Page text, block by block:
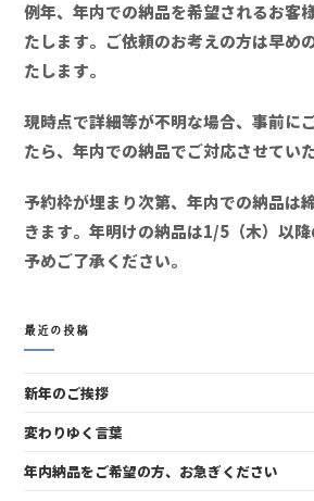
例年、年内での納品を希望されるお客
たします。ご依頼のお考えの方は早め
たします。
現時点で詳細等が不明な場合、事前に
たら、年内での納品でご対応させてい
予約枠が埋まり次第、年内での納品は
きます。年明けの納品は1/5（木）以降
予めご了承ください。
最近の投稿
新年のご挨拶
変わりゆく言葉
年内納品をご希望の方、お急ぎください